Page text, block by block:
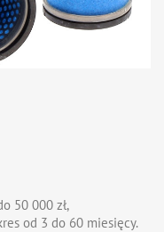
50 000 zł,
od 3 do 60 miesięcy.